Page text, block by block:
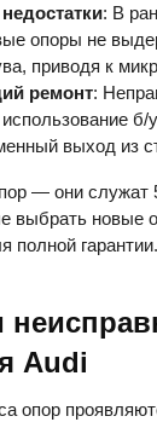
: В
опоры не
приводя к
ремонт:
б/
выход из
— они служат
выбрать новые
полной гарантии.
Audi
опор